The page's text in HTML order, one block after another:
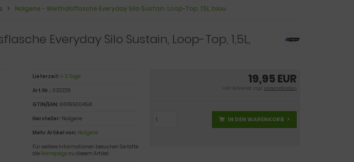
Nalgene - Weithalsflasche Everyday Silo Sustain, Loop-Top, 1,5L, blau
Everyday Silo Sustain, Loop-Top, 1,5L,
19,95 EUR
inkl. 19 % MwSt. zzgl.Versandkosten
IN DEN WARENKORB
Lieferzeit: 1-3 Tage
Art.Nr.: 032229
GTIN/EAN: 661195004541
Hersteller: Nalgene
Mehr Artikel von: Nalgene
Für weitere Informationen besuchen Sie bitte
die Homepagezu diesem Artikel.